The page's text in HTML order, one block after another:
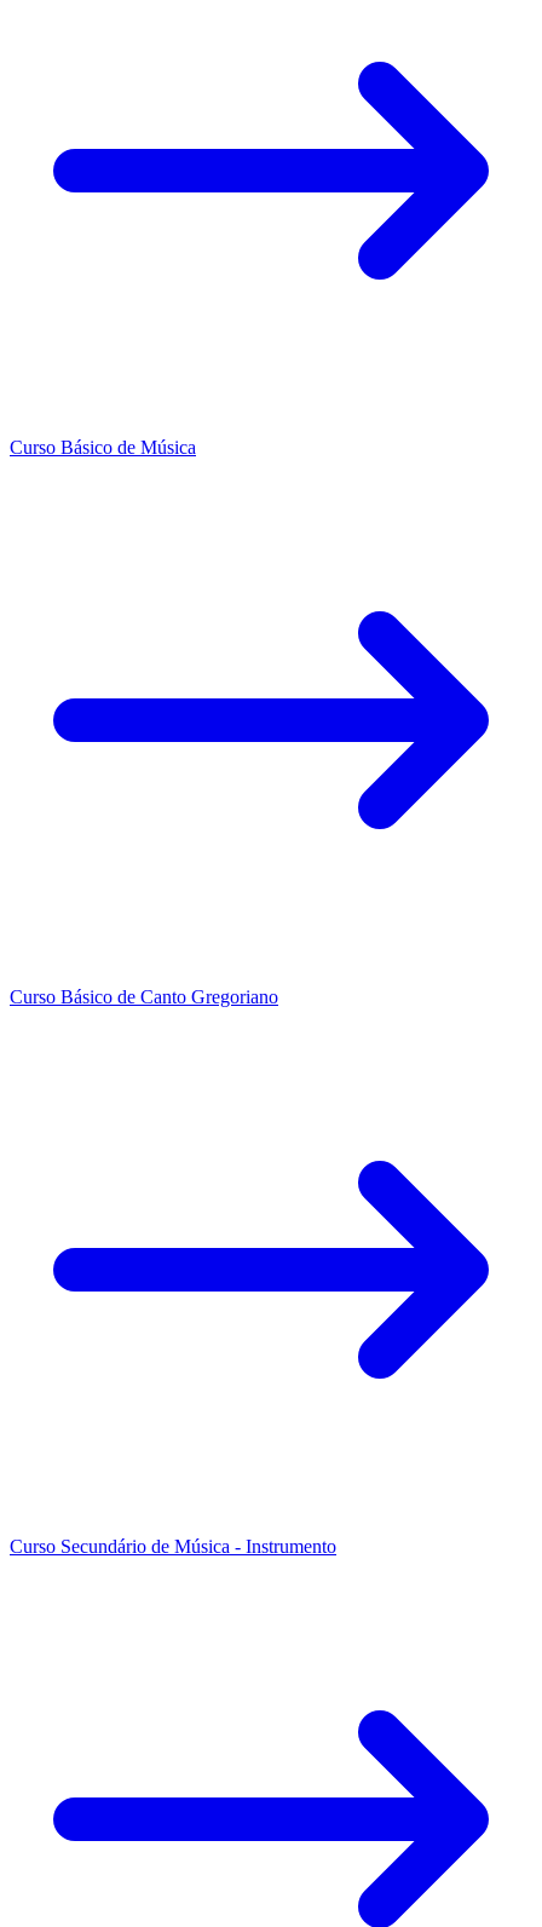
Curso Básico de Música
Curso Básico de Canto Gregoriano
Curso Secundário de Música - Instrumento